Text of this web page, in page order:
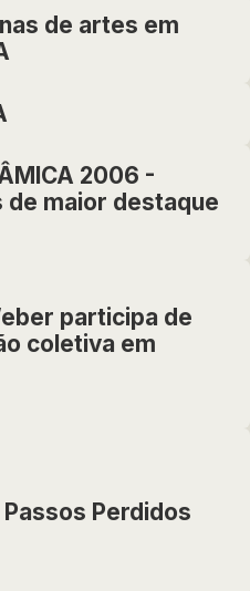
de artes em
2006 -
de maior destaque
participa de
coletiva em
Perdidos